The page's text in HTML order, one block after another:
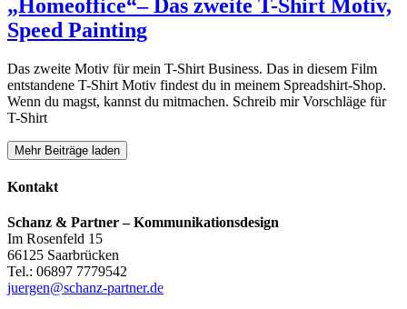
„Homeoffice“– Das zweite T-Shirt Motiv,
Speed Painting
Das zweite Motiv für mein T-Shirt Business. Das in diesem Film
entstandene T-Shirt Motiv findest du in meinem Spreadshirt-Shop.
Wenn du magst, kannst du mitmachen. Schreib mir Vorschläge für
T-Shirt
Mehr Beiträge laden
Kontakt
Schanz & Partner – Kommunikationsdesign
Im Rosenfeld 15
66125 Saarbrücken
Tel.: 06897 7779542
juergen@schanz-partner.de